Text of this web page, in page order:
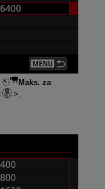
Maks. za